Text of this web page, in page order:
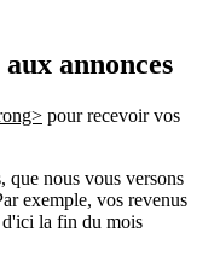
annonces
pour recevoir vos
que nous vous versons
exemple, vos revenus
d'ici la fin du mois